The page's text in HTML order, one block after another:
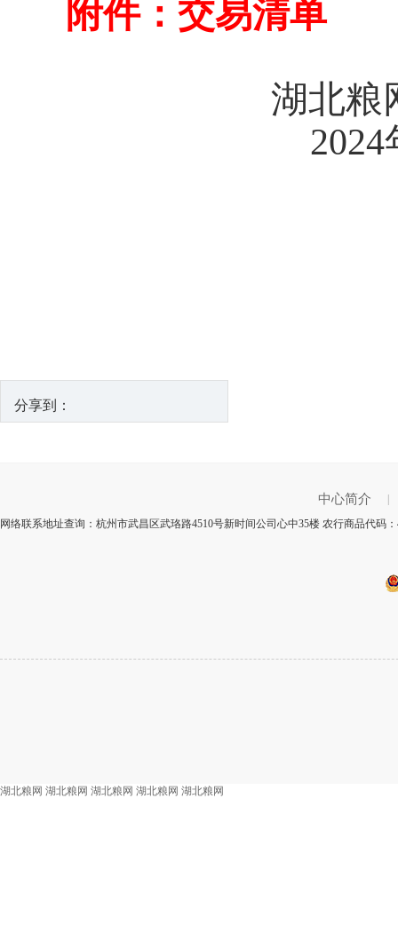
附件：交易清单
湖北粮
2024
分享到：
中心简介
网络联系地址查询：杭州市武昌区武珞路4510号新时间公司心中35楼 农行商品代码
湖北粮网 湖北粮网 湖北粮网 湖北粮网 湖北粮网